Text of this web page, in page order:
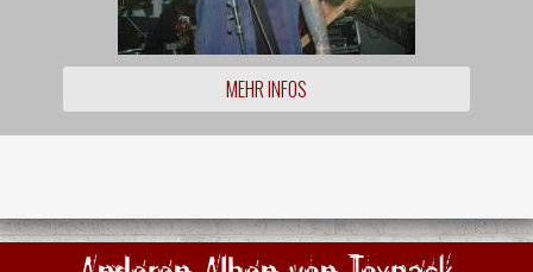
MEHR INFOS